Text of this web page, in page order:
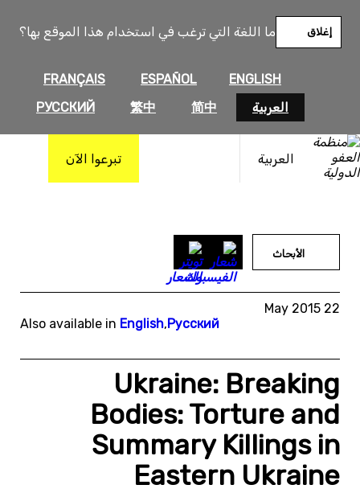
ما اللغة التي ترغب في استخدام هذا الموقع بها؟
ENGLISH
ESPAÑOL
FRANÇAIS
العربية
简中
繁中
РУССКИЙ
إغلاق
العربية تبرعوا الآن
المحتوى
الأبحاث
22 May 2015
Also available in English,Русский
Ukraine: Breaking
Bodies: Torture and
Summary Killings in
Eastern Ukraine